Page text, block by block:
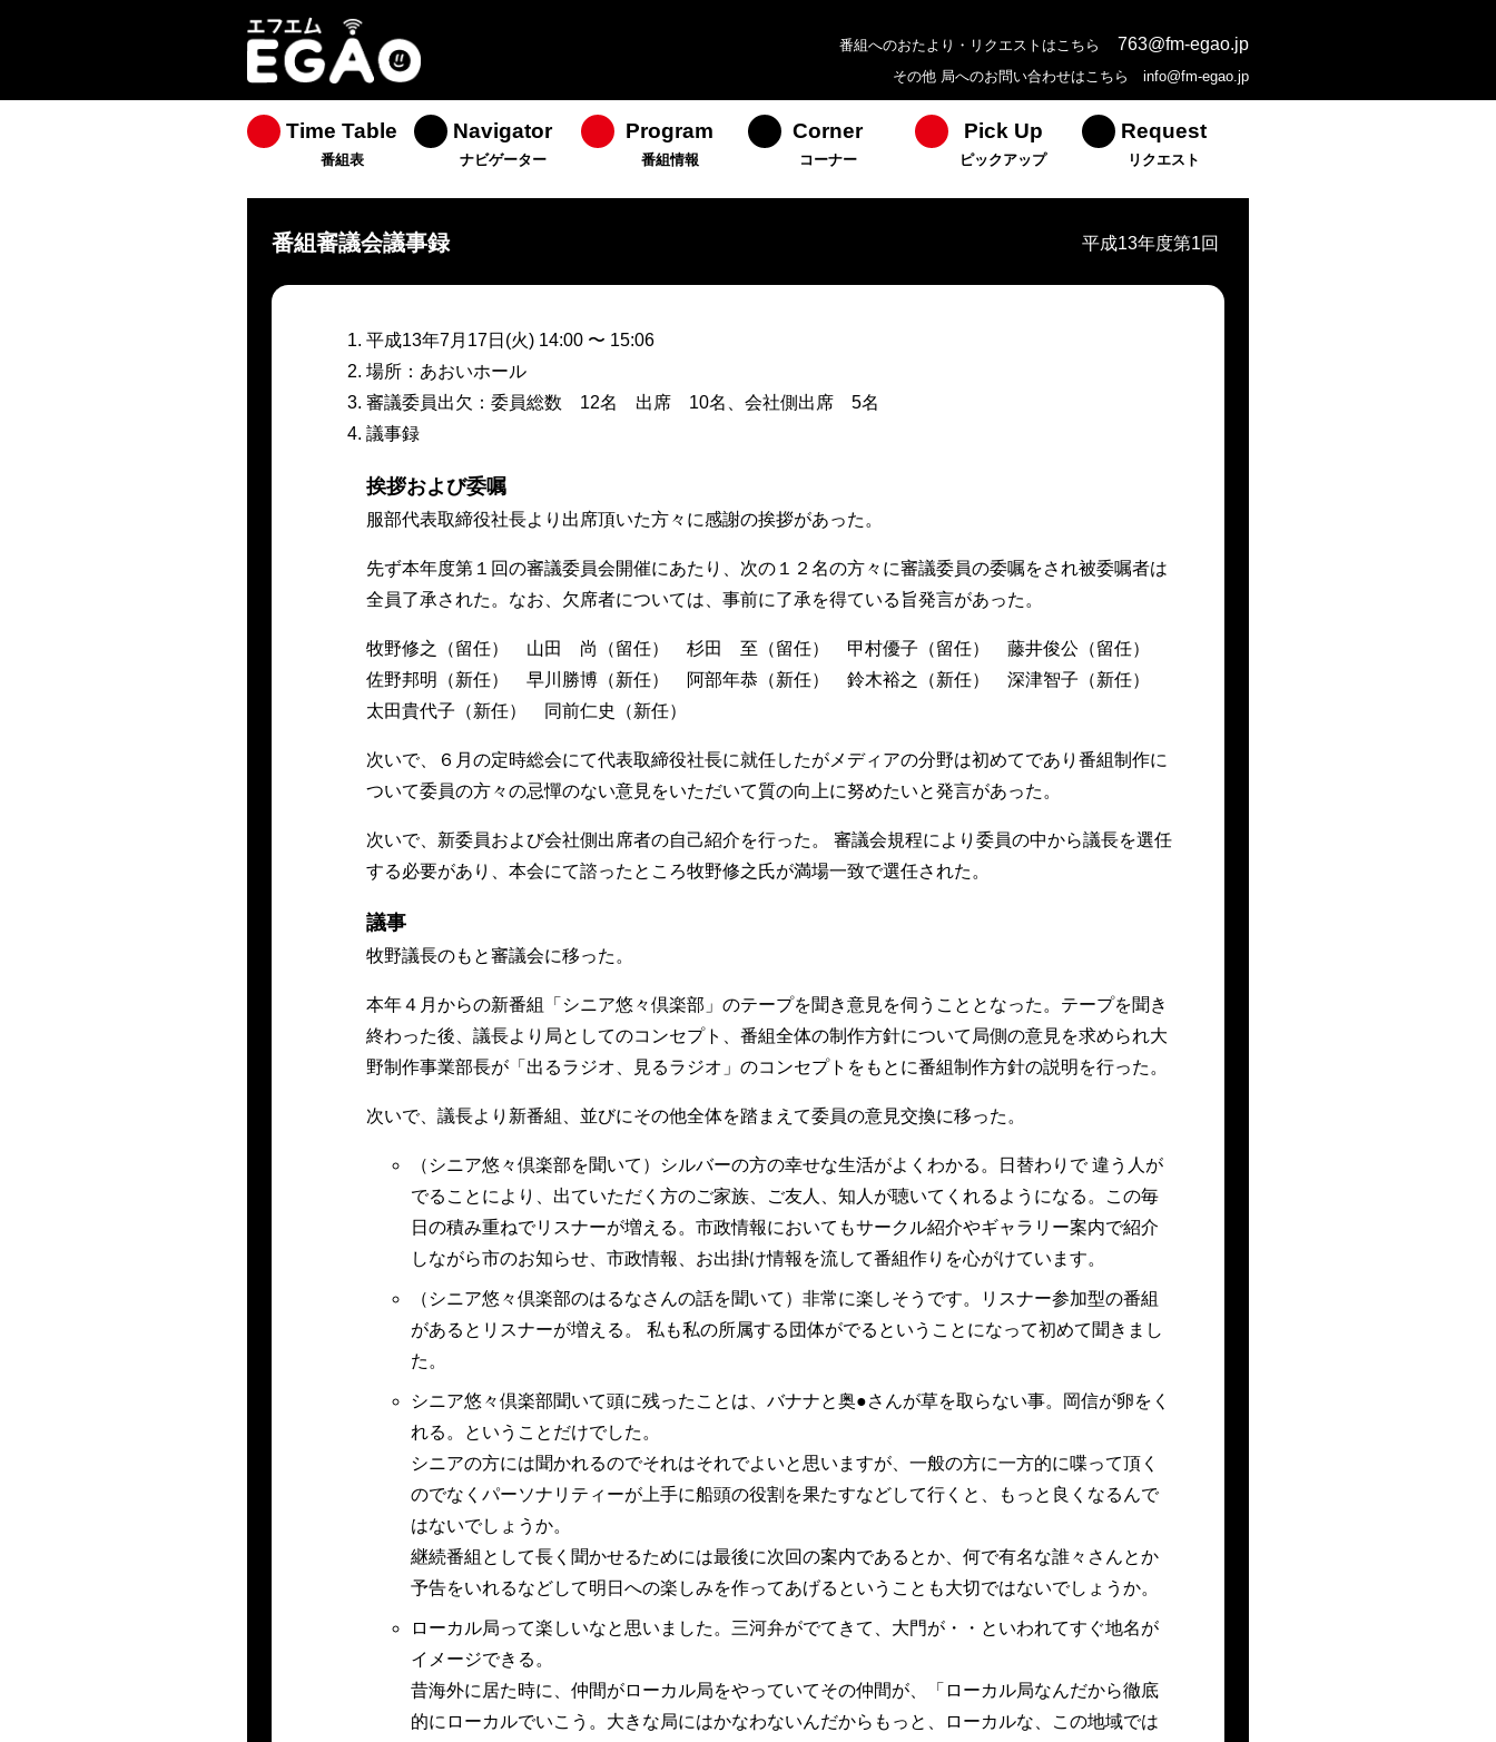
番組へのおたより・リクエストはこちら 763@fm-egao.jp
その他 局へのお問い合わせはこちら info@fm-egao.jp
Time Table
番組表
Navigator
ナビゲーター
Program
番組情報
Corner
コーナー
Pick Up
ピックアップ
Request
リクエスト
番組審議会議事録 平成13年度第1回
平成13年7月17日(火) 14:00 〜 15:06
場所：あおいホール
審議委員出欠：委員総数 12名 出席 10名、会社側出席 5名
議事録
挨拶および委嘱
服部代表取締役社長より出席頂いた方々に感謝の挨拶があった。
先ず本年度第１回の審議委員会開催にあたり、次の１２名の方々に審議委員の委嘱をされ被委嘱者は
全員了承された。なお、欠席者については、事前に了承を得ている旨発言があった。
牧野修之（留任） 山田 尚（留任） 杉田 至（留任） 甲村優子（留任） 藤井俊公（留任）
佐野邦明（新任） 早川勝博（新任） 阿部年恭（新任） 鈴木裕之（新任） 深津智子（新任）
太田貴代子（新任） 同前仁史（新任）
次いで、６月の定時総会にて代表取締役社長に就任したがメディアの分野は初めてであり番組制作に
ついて委員の方々の忌憚のない意見をいただいて質の向上に努めたいと発言があった。
次いで、新委員および会社側出席者の自己紹介を行った。 審議会規程により委員の中から議長を選任
する必要があり、本会にて諮ったところ牧野修之氏が満場一致で選任された。
議事
牧野議長のもと審議会に移った。
本年４月からの新番組「シニア悠々倶楽部」のテープを聞き意見を伺うこととなった。テープを聞き
終わった後、議長より局としてのコンセプト、番組全体の制作方針について局側の意見を求められ大
野制作事業部長が「出るラジオ、見るラジオ」のコンセプトをもとに番組制作方針の説明を行った。
次いで、議長より新番組、並びにその他全体を踏まえて委員の意見交換に移った。
（シニア悠々倶楽部を聞いて）シルバーの方の幸せな生活がよくわかる。日替わりで 違う人が
でることにより、出ていただく方のご家族、ご友人、知人が聴いてくれるようになる。この毎
日の積み重ねでリスナーが増える。市政情報においてもサークル紹介やギャラリー案内で紹介
しながら市のお知らせ、市政情報、お出掛け情報を流して番組作りを心がけています。
（シニア悠々倶楽部のはるなさんの話を聞いて）非常に楽しそうです。リスナー参加型の番組
があるとリスナーが増える。 私も私の所属する団体がでるということになって初めて聞きまし
た。
シニア悠々倶楽部聞いて頭に残ったことは、バナナと奥●さんが草を取らない事。岡信が卵をく
れる。ということだけでした。
シニアの方には聞かれるのでそれはそれでよいと思いますが、一般の方に一方的に喋って頂く
のでなくパーソナリティーが上手に船頭の役割を果たすなどして行くと、もっと良くなるんで
はないでしょうか。
継続番組として長く聞かせるためには最後に次回の案内であるとか、何で有名な誰々さんとか
予告をいれるなどして明日への楽しみを作ってあげるということも大切ではないでしょうか。
ローカル局って楽しいなと思いました。三河弁がでてきて、大門が・・といわれてすぐ地名が
イメージできる。
昔海外に居た時に、仲間がローカル局をやっていてその仲間が、「ローカル局なんだから徹底
的にローカルでいこう。大きな局にはかなわないんだからもっと、ローカルな、この地域では